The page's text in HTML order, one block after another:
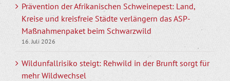
Prävention der Afrikanischen Schweinepest: Land,
Kreise und kreisfreie Städte verlängern das ASP-
Maßnahmenpaket beim Schwarzwild
16. Juli 2026
Wildunfallrisiko steigt: Rehwild in der Brunft sorgt für
mehr Wildwechsel